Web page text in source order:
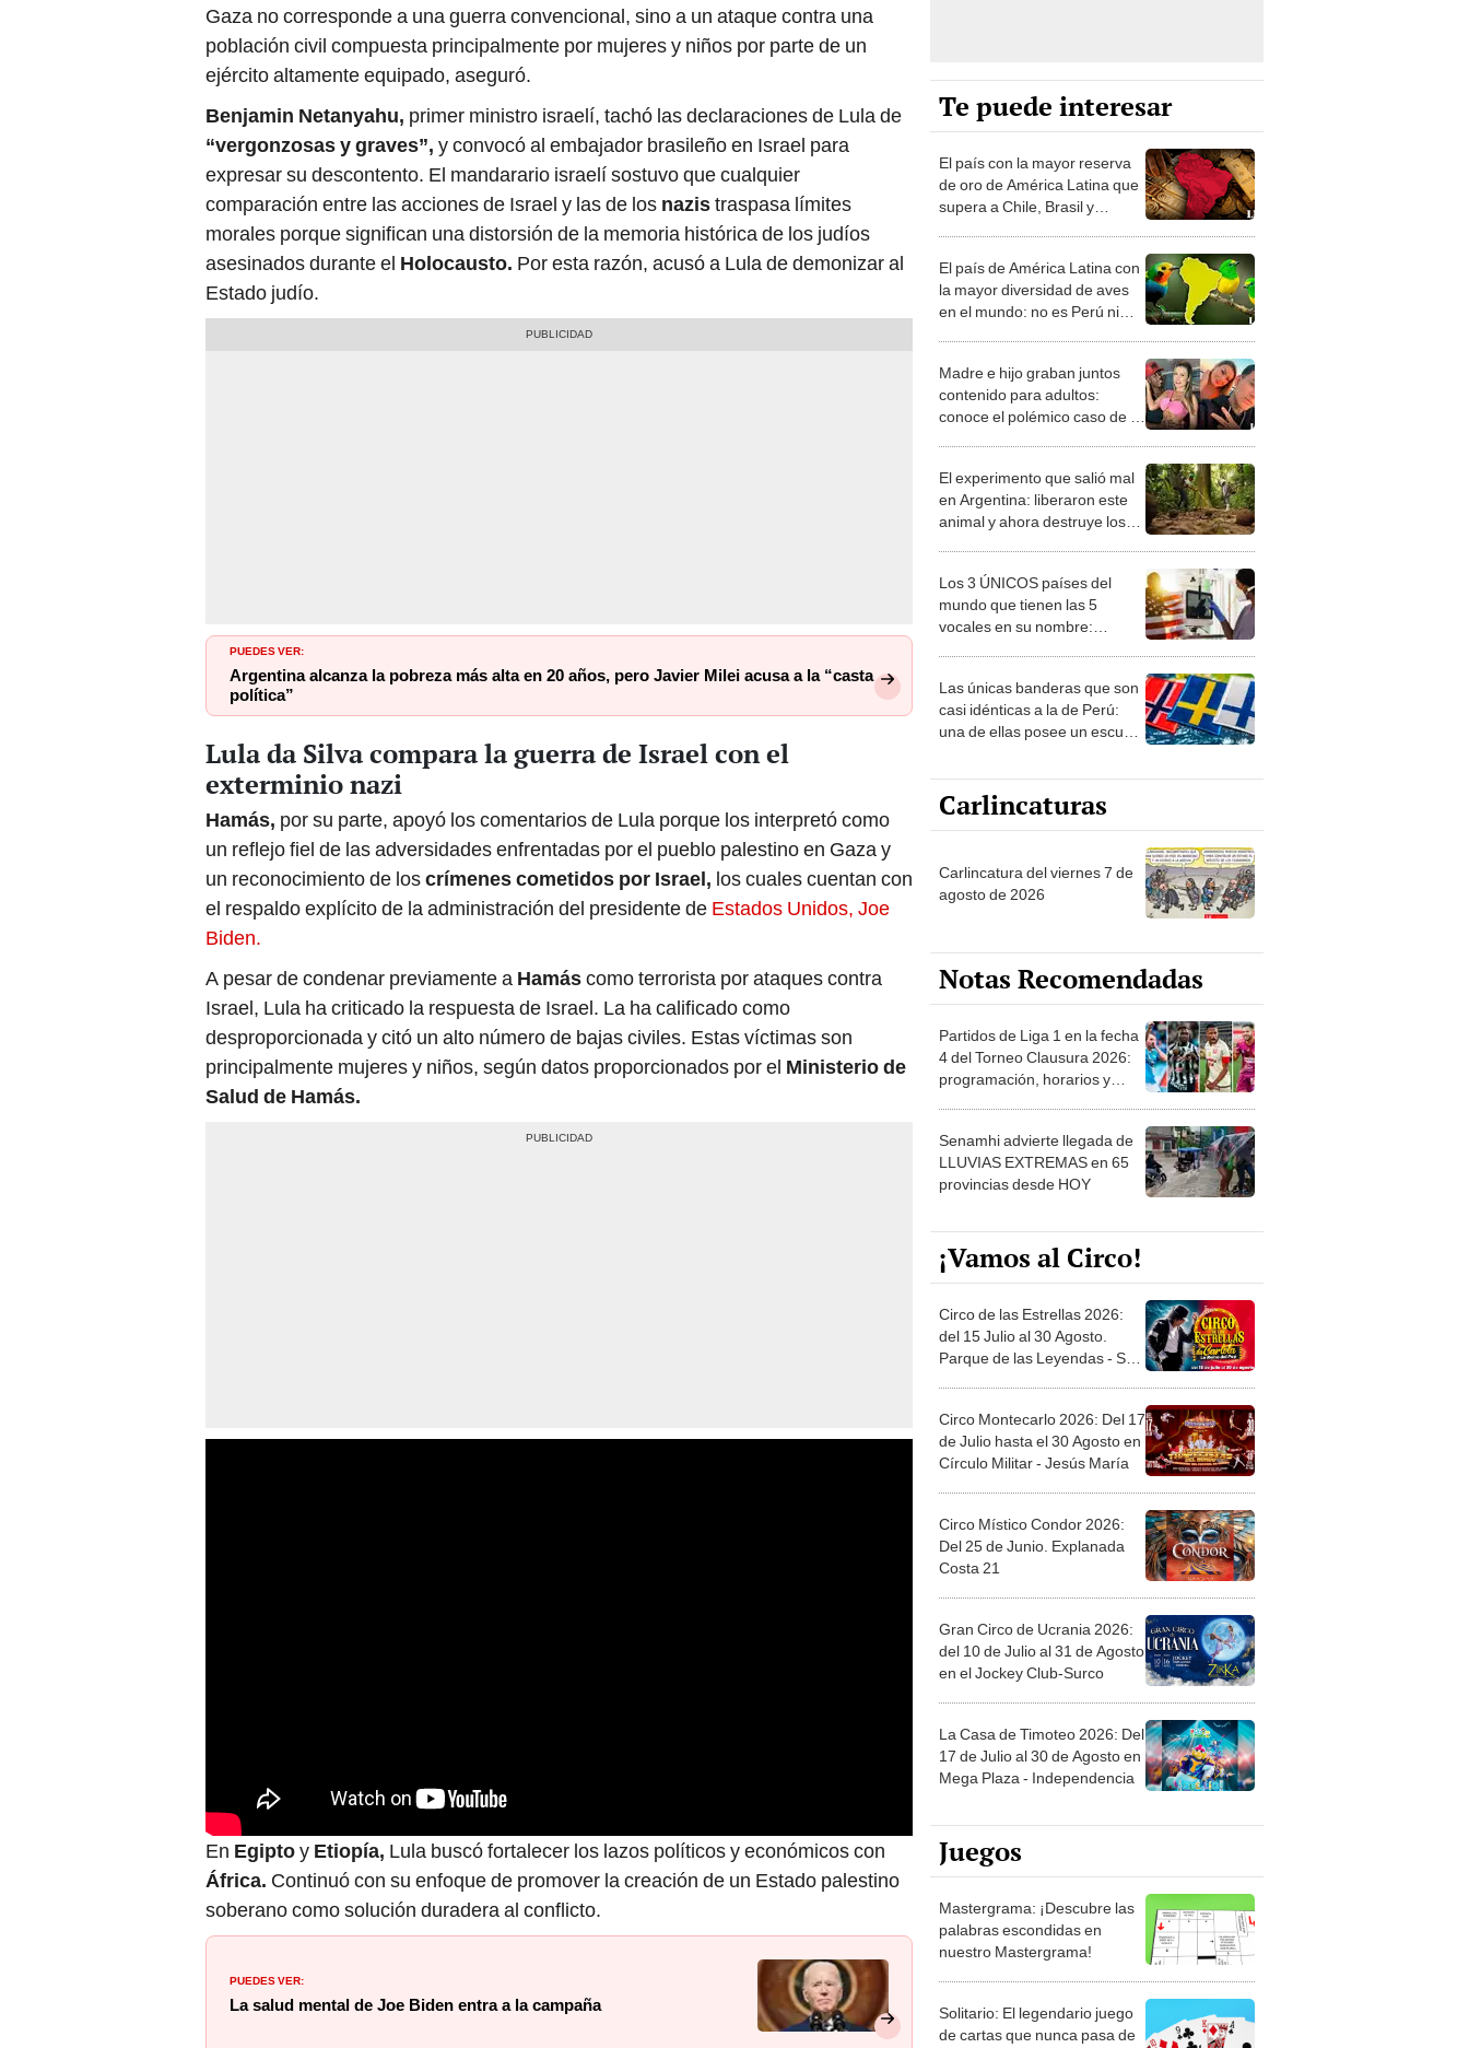
Gaza no corresponde a una guerra convencional, sino a un ataque contra una
población civil compuesta principalmente por mujeres y niños por parte de un
ejército altamente equipado, aseguró.
Benjamin Netanyahu, primer ministro israelí, tachó las declaraciones de Lula de
“vergonzosas y graves”, y convocó al embajador brasileño en Israel para
expresar su descontento. El mandarario israelí sostuvo que cualquier
comparación entre las acciones de Israel y las de los nazistraspasa límites
morales porque significan una distorsión de la memoria histórica de los judíos
asesinados durante el Holocausto. Por esta razón, acusó a Lula de demonizar al
Estado judío.
PUEDES VER:
Argentina alcanza la pobreza más alta en 20 años, pero Javier Milei acusa a la “casta
política”
Lula da Silva compara la guerra de Israel con el
exterminio nazi
Hamás, por su parte, apoyó los comentarios de Lula porque los interpretó como
un reflejo fiel de las adversidades enfrentadas por el pueblo palestino en Gaza y
un reconocimiento de loscrímenes cometidos por Israel, los cuales cuentan con
el respaldo explícito de la administración del presidente de Estados Unidos, Joe
Biden.
A pesar de condenar previamente a Hamáscomo terrorista por ataques contra
Israel, Lula ha criticado la respuesta de Israel. La ha calificado como
desproporcionada y citó un alto número de bajas civiles. Estas víctimas son
principalmente mujeres y niños, según datos proporcionados por el Ministerio de
Salud de Hamás.
En Egiptoy Etiopía, Lula buscó fortalecer los lazos políticos y económicos con
África. Continuó con su enfoque de promover la creación de un Estado palestino
soberano como solución duradera al conflicto.
PUEDES VER:
La salud mental de Joe Biden entra a la campaña
Te puede interesar
El país con la mayor reserva
de oro de América Latina que
supera a Chile, Brasil y
El país de América Latina con
la mayor diversidad de aves
en el mundo: no es Perú ni
Madre e hijo graban juntos
contenido para adultos:
conoce el polémico caso de la
El experimento que salió mal
en Argentina: liberaron este
animal y ahora destruye los
Los 3 ÚNICOS países del
mundo que tienen las 5
vocales en su nombre:
Las únicas banderas que son
casi idénticas a la de Perú:
una de ellas posee un escudo
Carlincaturas
Carlincatura del viernes 7 de
agosto de 2026
Notas Recomendadas
Partidos de Liga 1 en la fecha
4 del Torneo Clausura 2026:
programación, horarios y
Senamhi advierte llegada de
LLUVIAS EXTREMAS en 65
provincias desde HOY
¡Vamos al Circo!
Circo de las Estrellas 2026:
del 15 Julio al 30 Agosto.
Parque de las Leyendas - San
Circo Montecarlo 2026: Del 17
de Julio hasta el 30 Agosto en
Círculo Militar - Jesús María
Circo Místico Condor 2026:
Del 25 de Junio. Explanada
Costa 21
Gran Circo de Ucrania 2026:
del 10 de Julio al 31 de Agosto
en el Jockey Club-Surco
La Casa de Timoteo 2026: Del
17 de Julio al 30 de Agosto en
Mega Plaza - Independencia
Juegos
Mastergrama: ¡Descubre las
palabras escondidas en
nuestro Mastergrama!
Solitario: El legendario juego
de cartas que nunca pasa de